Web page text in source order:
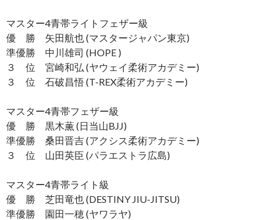
マスター4青帯ライトフェザー級
優 勝 矢田航也 (マスタージャパン東京)
準優勝 中川雄司 (HOPE )
３ 位 宮崎和弘 (ヤウェイ柔術アカデミー)
３ 位 石破昌悟 (T-REX柔術アカデミー)
マスター4青帯フェザー級
優 勝 黒木薫 (日当山BJJ)
準優勝 桑田晋吉 (アクシス柔術アカデミー)
３ 位 山田英臣 (パラエストラ広島)
マスター4青帯ライト級
優 勝 芝田竜也 (DESTINY JIU-JITSU)
準優勝 園田一穂 (ヤワラヤ)